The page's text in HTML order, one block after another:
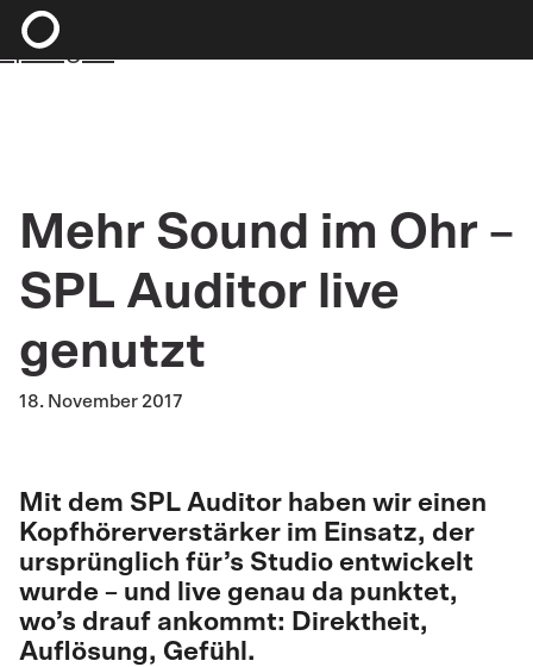
Zum Hauptinhalt springen
springen
Mehr Sound im Ohr –
SPL Auditor live
genutzt
18. November 2017
Mit dem SPL Auditor haben wir einen
Kopfhörerverstärker im Einsatz, der
ursprünglich für’s Studio entwickelt
wurde – und live genau da punktet,
wo’s drauf ankommt: Direktheit,
Auflösung, Gefühl.